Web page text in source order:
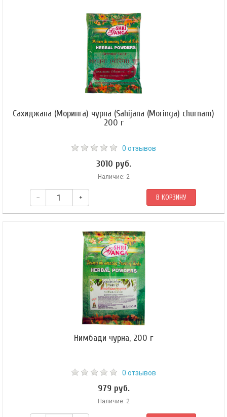
Сахиджана (Моринга) чурна (Sahijana (Moringa) churnam)
200 г
0 отзывов
3010 руб.
Наличие: 2
– + В КОРЗИНУ
Нимбади чурна, 200 г
0 отзывов
979 руб.
Наличие: 2